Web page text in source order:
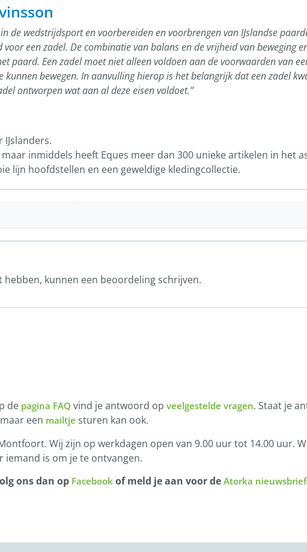
de wedstrijdsport en voorbereiden en voorbrengen van IJslandse
een zadel. De combinatie van balans en de vrijheid van beweging
paard. Een zadel moet niet alleen voldoen aan de voorwaarden van
bewegen. In aanvulling hierop is het belangrijk dat een zadel
ontworpen wat aan al deze eisen voldoet.”
inmiddels heeft Eques meer dan 300 unieke artikelen in het
lijn hoofdstellen en een geweldige kledingcollectie.
kunnen een beoordeling schrijven.
de pagina FAQ vind je antwoord op veelgestelde vragen. Staat je
een mailtje sturen kan ook.
Wij zijn op werkdagen open van 9.00 uur tot 14.00 uur.
iemand is om je te ontvangen.
ons dan op Facebook of meld je aan voor de Atorka nieuwsbrief